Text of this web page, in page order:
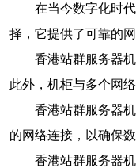
在当今数字化时
择，它提供了可靠的
香港站群服务器
此外，机柜与多个网
香港站群服务器
的网络连接，以确保
香港站群服务器